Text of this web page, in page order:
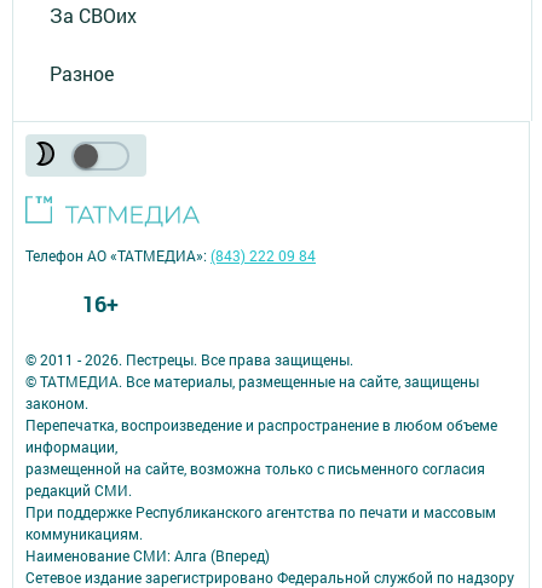
За СВОих
Разное
© 2011 - 2026. Пестрецы. Все права защищены.
© ТАТМЕДИА. Все материалы, размещенные на сайте, защищены
законом.
Перепечатка, воспроизведение и распространение в любом объеме
информации,
размещенной на сайте, возможна только с письменного согласия
редакций СМИ.
При поддержке Республиканского агентства по печати и массовым
коммуникациям.
Наименование СМИ: Алга (Вперед)
Сетевое издание зарегистрировано Федеральной службой по надзору
Телефон АО «ТАТМЕДИА»:(843) 222 09 84
16+